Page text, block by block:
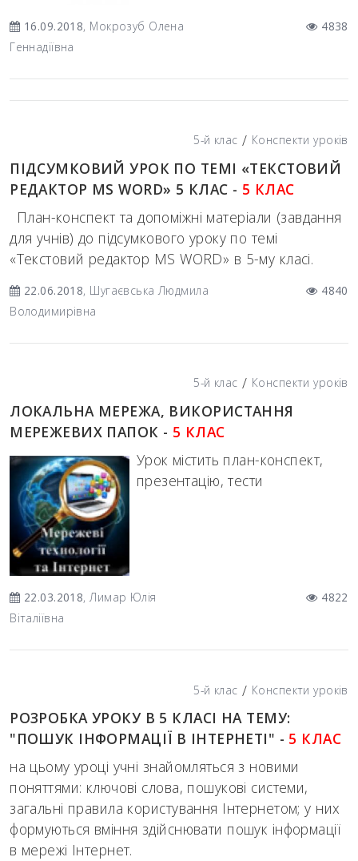
16.09.2018, Мокрозуб Олена
Геннадіївна
4838
5-й клас / Конспекти уроків
ПІДСУМКОВИЙ УРОК ПО ТЕМІ «ТЕКСТОВИЙ
РЕДАКТОР MS WORD» 5 КЛАС - 5 КЛАС
План-конспект та допоміжні матеріали (завдання
для учнів) до підсумкового уроку по темі
«Текстовий редактор MS WORD» в 5-му класі.
22.06.2018, Шугаєвська Людмила
Володимирівна
4840
5-й клас / Конспекти уроків
ЛОКАЛЬНА МЕРЕЖА, ВИКОРИСТАННЯ
МЕРЕЖЕВИХ ПАПОК - 5 КЛАС
Урок містить план-конспект,
презентацію, тести
22.03.2018, Лимар Юлія
Віталіївна
4822
5-й клас / Конспекти уроків
РОЗРОБКА УРОКУ В 5 КЛАСІ НА ТЕМУ:
"ПОШУК ІНФОРМАЦІЇ В ІНТЕРНЕТІ" - 5 КЛАС
на цьому уроці учні знайомляться з новими
поняттями: ключові слова, пошукові системи,
загальні правила користування Інтернетом; у них
формуються вміння здійснювати пошук інформації
в мережі Інтернет.